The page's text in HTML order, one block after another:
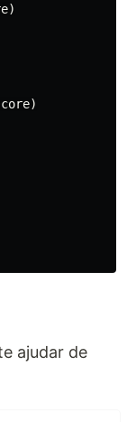
)
)
ajudar de